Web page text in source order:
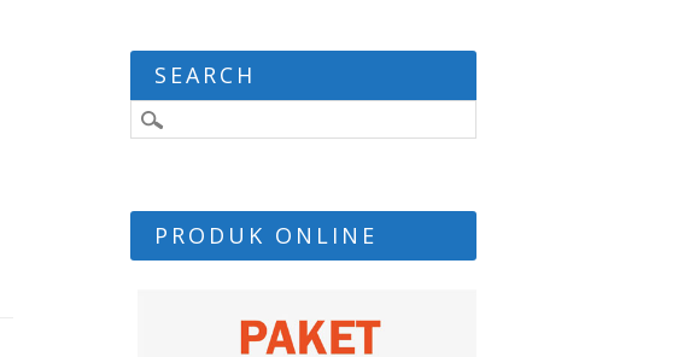
SEARCH
PRODUK ONLINE